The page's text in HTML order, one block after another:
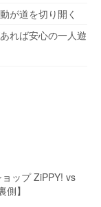
が道を切り開く
れば安心の一人遊
ップ ZiPPY! vs
】